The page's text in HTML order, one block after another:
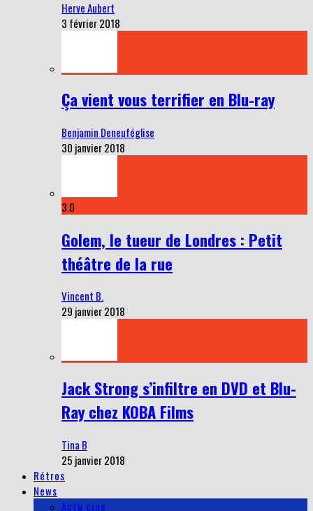
Herve Aubert
3 février 2018
Ça vient vous terrifier en Blu-ray
Benjamin Deneuféglise
30 janvier 2018
3.0
Golem, le tueur de Londres : Petit
théâtre de la rue
Vincent B.
29 janvier 2018
Jack Strong s’infiltre en DVD et Blu-
Ray chez KOBA Films
Tina B
25 janvier 2018
Rétros
News
Actu cine